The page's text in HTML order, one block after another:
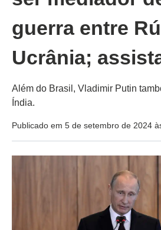
guerra entre
Ucrânia;
Além do Brasil, Vladimir Putin
Índia.
Publicado em 5 de setembro de 2024